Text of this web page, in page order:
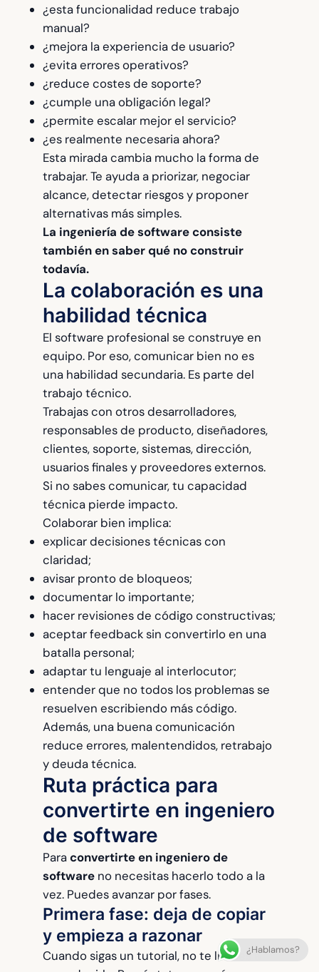
¿esta funcionalidad reduce trabajo
manual?
¿mejora la experiencia de usuario?
¿evita errores operativos?
¿reduce costes de soporte?
¿cumple una obligación legal?
¿permite escalar mejor el servicio?
¿es realmente necesaria ahora?
Esta mirada cambia mucho la forma de
trabajar. Te ayuda a priorizar, negociar
alcance, detectar riesgos y proponer
alternativas más simples.
La ingeniería de software consiste
también en saber qué no construir
todavía.
La colaboración es una
habilidad técnica
El software profesional se construye en
equipo. Por eso, comunicar bien no es
una habilidad secundaria. Es parte del
trabajo técnico.
Trabajas con otros desarrolladores,
responsables de producto, diseñadores,
clientes, soporte, sistemas, dirección,
usuarios finales y proveedores externos.
Si no sabes comunicar, tu capacidad
técnica pierde impacto.
Colaborar bien implica:
explicar decisiones técnicas con
claridad;
avisar pronto de bloqueos;
documentar lo importante;
hacer revisiones de código constructivas;
aceptar feedback sin convertirlo en una
batalla personal;
adaptar tu lenguaje al interlocutor;
entender que no todos los problemas se
resuelven escribiendo más código.
Además, una buena comunicación
reduce errores, malentendidos, retrabajo
y deuda técnica.
Ruta práctica para
convertirte en ingeniero
de software
Paraconvertirte en ingeniero de
softwareno necesitas hacerlo todo a la
vez. Puedes avanzar por fases.
Primera fase: deja de copiar
y empieza a razonar
Cuando sigas un tutorial, no te limites a¿Hablamos?